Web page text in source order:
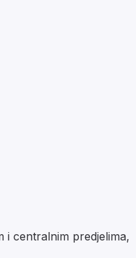
i centralnim predjelima,